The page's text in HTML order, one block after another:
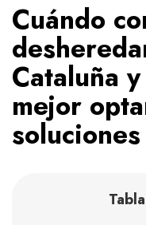
Cuándo
Cataluña
mejor